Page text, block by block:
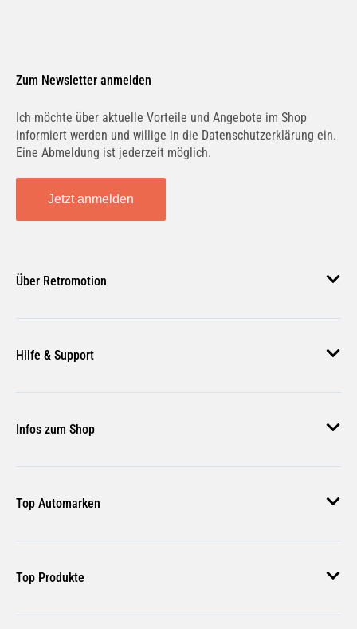
Zum Newsletter anmelden
Ich möchte über aktuelle Vorteile und Angebote im Shop
informiert werden und willige in die Datenschutzerklärung ein.
Eine Abmeldung ist jederzeit möglich.
Jetzt anmelden
Über Retromotion
Unsere Jobs
Magazin
Hilfe & Support
Zahlungsmethoden
Versand & Lieferung
Rückgabe & Erstattung
Infos zum Shop
Nutzungsbedingungen
Widerrufsbelehrung
Top Automarken
VW Ersatzteile
BMW Ersatzteile
Top Produkte